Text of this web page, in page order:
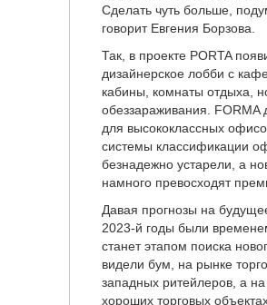
Сделать чуть больше,
говорит Евгения Борзова.
Так, в проекте PORTA
дизайнерское лобби с
кабины, комнаты отдыха,
обеззараживания. FORMA
для высококлассных
системы классификации
безнадежно устарели, а
намного превосходят
Давая прогнозы на
2023-й годы были
станет этапом поиска
видели бум, на рынке
западных ритейлеров, а
хороших торговых